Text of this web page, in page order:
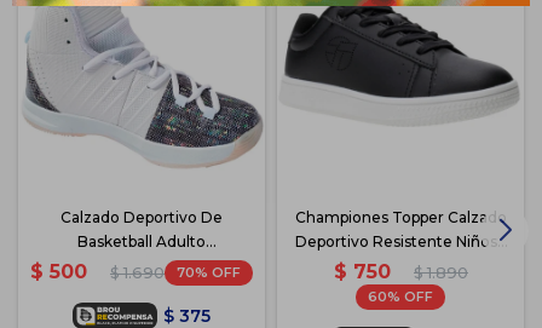
Calzado Deportivo De
Basketball Adulto
Championes - Blanco
$ 500 $ 1.690 70
$ 375
Championes Topper Calzado
Deportivo Resistente Niños -
Negro 2
$ 750 $ 1.890
60